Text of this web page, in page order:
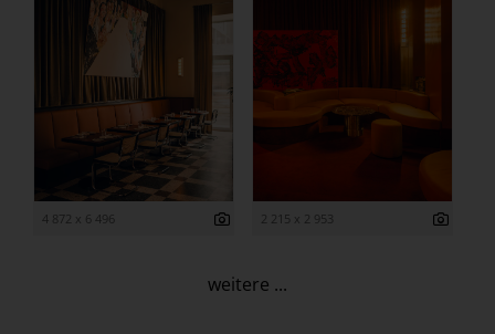
4 872 x 6 496 2 215 x 2 953
weitere ...